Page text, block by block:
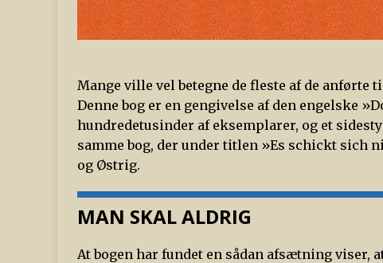
Mange ville vel betegne de fleste af de anførte
Denne bog er en gengivelse af den engelske
hundredetusinder af eksemplarer, og et
samme bog, der under titlen »Es schickt sich
og Østrig.
MAN SKAL ALDRIG
At bogen har fundet en sådan afsætning